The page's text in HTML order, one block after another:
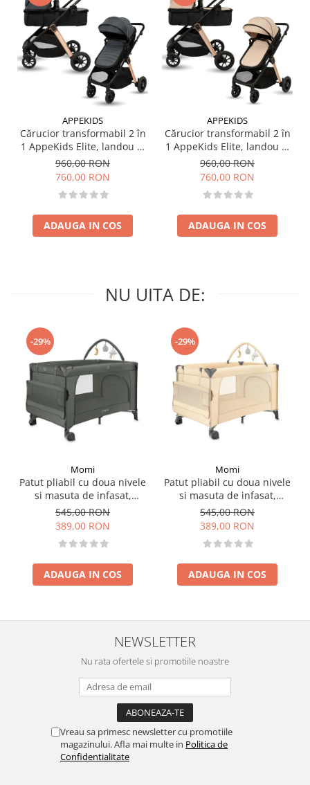
APPEKIDS
Cărucior transformabil 2 în
1 AppeKids Elite, landou și
scaun sport reversibil,
suspensii, adaptori scoică
auto, până la 22 kg - Navy
Grey
960,00 RON
760,00 RON
ADAUGA IN COS
APPEKIDS
Cărucior transformabil 2 în
1 AppeKids Elite, landou și
scaun sport reversibil,
suspensii, adaptori scoică
auto, până la 22 kg - Sand
960,00 RON
760,00 RON
ADAUGA IN COS
NU UITA DE:
-29%
Momi
Patut pliabil cu doua nivele
si masuta de infasat,
60x120 cm, Momi, Belove
Plus - Green
545,00 RON
389,00 RON
ADAUGA IN COS
-29%
Momi
Patut pliabil cu doua nivele
si masuta de infasat,
60x120 cm, Momi, Belove
Plus -Beige
545,00 RON
389,00 RON
ADAUGA IN COS
NEWSLETTER
Nu rata ofertele si promotiile noastre
Vreau sa primesc newsletter cu promotiile
magazinului. Afla mai multe in Politica de
Confidentialitate